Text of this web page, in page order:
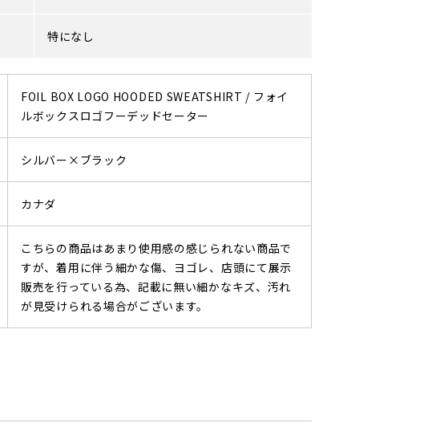
特になし
FOIL BOX LOGO HOODED SWEATSHIRT / フォイ
ルボックスロゴフーデッドセーター
シルバー×ブラック
カナダ
こちらの商品はあまり使用感の感じられない商品で
すが、着用に伴う細かな傷、ヨゴレ、店頭にて展示
販売を行っている為、記載に無い細かなキズ、汚れ
が見受けられる場合がございます。